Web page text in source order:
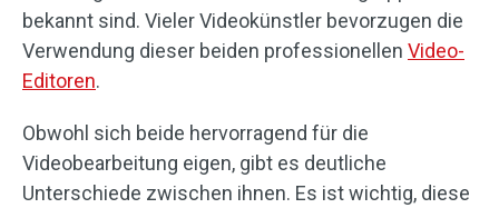
bekannt sind. Vieler Videokünstler bevorzugen die
Verwendung dieser beiden professionellen Video-
Editoren.
Obwohl sich beide hervorragend für die
Videobearbeitung eigen, gibt es deutliche
Unterschiede zwischen ihnen. Es ist wichtig, diese